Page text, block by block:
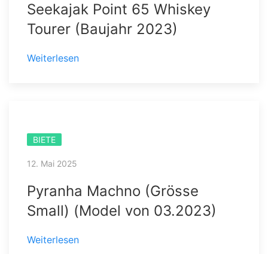
Seekajak Point 65 Whiskey
Tourer (Baujahr 2023)
Weiterlesen
BIETE
12. Mai 2025
Pyranha Machno (Grösse
Small) (Model von 03.2023)
Weiterlesen